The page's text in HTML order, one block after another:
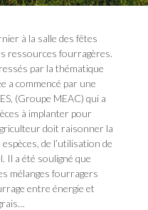
à la salle des fêtes
ressources fourragères.
par la thématique
a commencé par une
(Groupe MEAC) qui a
à implanter pour
doit raisonner la
de l’utilisation de
Il a été souligné que
mélanges fourragers
entre énergie et